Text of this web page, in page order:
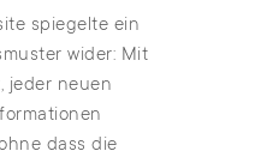
spiegelte ein
wider: Mit
jeder neuen
dass die